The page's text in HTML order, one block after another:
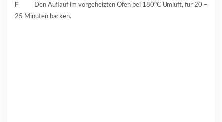
F Den Auflauf im vorgeheizten Ofen bei 180°C Umluft, für 20 –
25 Minuten backen.